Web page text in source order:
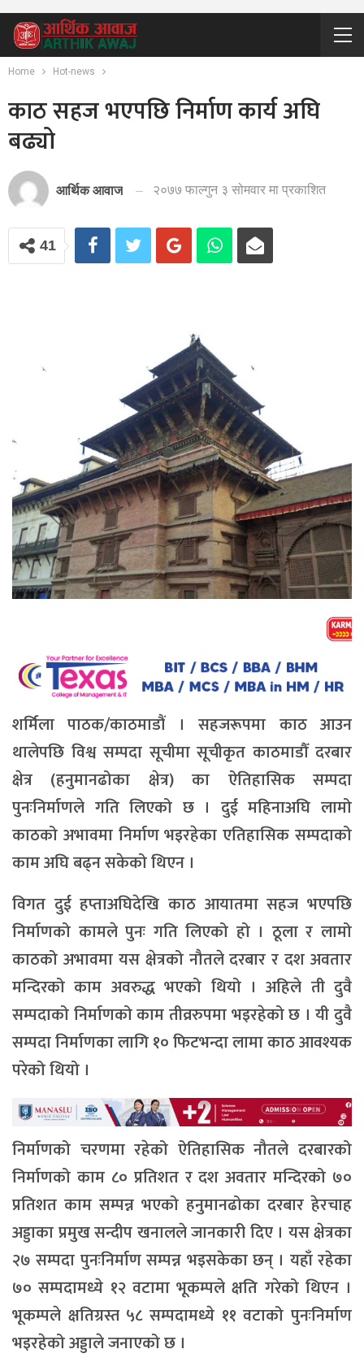
Home Hot-news
काठ सहज भएपछि निर्माण कार्य अघि
बढ्यो
आर्थिक आवाज २०७७ फाल्गुन ३ सोमवार मा प्रकाशित
41
शर्मिला पाठक/काठमाडौं । सहजरूपमा काठ आउन
थालेपछि विश्व सम्पदा सूचीमा सूचीकृत काठमाडौँ दरबार
क्षेत्र (हनुमानढोका क्षेत्र) का ऐतिहासिक सम्पदा
पुनःनिर्माणले गति लिएको छ । दुई महिनाअघि लामो
काठको अभावमा निर्माण भइरहेका एतिहासिक सम्पदाको
काम अघि बढ्न सकेको थिएन ।
विगत दुई हप्ताअघिदेखि काठ आयातमा सहज भएपछि
निर्माणको कामले पुनः गति लिएको हो । ठूला र लामो
काठको अभावमा यस क्षेत्रको नौतले दरबार र दश अवतार
मन्दिरको काम अवरुद्ध भएको थियो । अहिले ती दुवै
सम्पदाको निर्माणको काम तीव्ररुपमा भइरहेको छ । यी दुवै
सम्पदा निर्माणका लागि १० फिटभन्दा लामा काठ आवश्यक
परेको थियो ।
निर्माणको चरणमा रहेको ऐतिहासिक नौतले दरबारको
निर्माणको काम ८० प्रतिशत र दश अवतार मन्दिरको ७०
प्रतिशत काम सम्पन्न भएको हनुमानढोका दरबार हेरचाह
अड्डाका प्रमुख सन्दीप खनालले जानकारी दिए । यस क्षेत्रका
२७ सम्पदा पुनःनिर्माण सम्पन्न भइसकेका छन् । यहाँ रहेका
७० सम्पदामध्ये १२ वटामा भूकम्पले क्षति गरेको थिएन ।
भूकम्पले क्षतिग्रस्त ५८ सम्पदामध्ये ११ वटाको पुनःनिर्माण
भइरहेको अड्डाले जनाएको छ ।